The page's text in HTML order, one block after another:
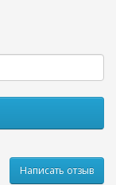
Написать отзыв